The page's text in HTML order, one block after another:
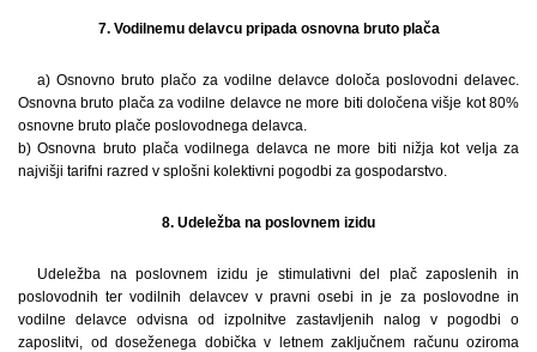
7. Vodilnemu delavcu pripada osnovna bruto plača
a) Osnovno bruto plačo za vodilne delavce določa poslovodni delavec.
Osnovna bruto plača za vodilne delavce ne more biti določena višje kot 80%
osnovne bruto plače poslovodnega delavca.
b) Osnovna bruto plača vodilnega delavca ne more biti nižja kot velja za
najvišji tarifni razred v splošni kolektivni pogodbi za gospodarstvo.
8. Udeležba na poslovnem izidu
Udeležba na poslovnem izidu je stimulativni del plač zaposlenih in
poslovodnih ter vodilnih delavcev v pravni osebi in je za poslovodne in
vodilne delavce odvisna od izpolnitve zastavljenih nalog v pogodbi o
zaposlitvi, od doseženega dobička v letnem zaključnem računu oziroma